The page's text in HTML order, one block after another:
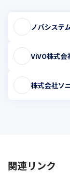
ノバシステ
ViVO株式会
株式会社ソ
関連リンク